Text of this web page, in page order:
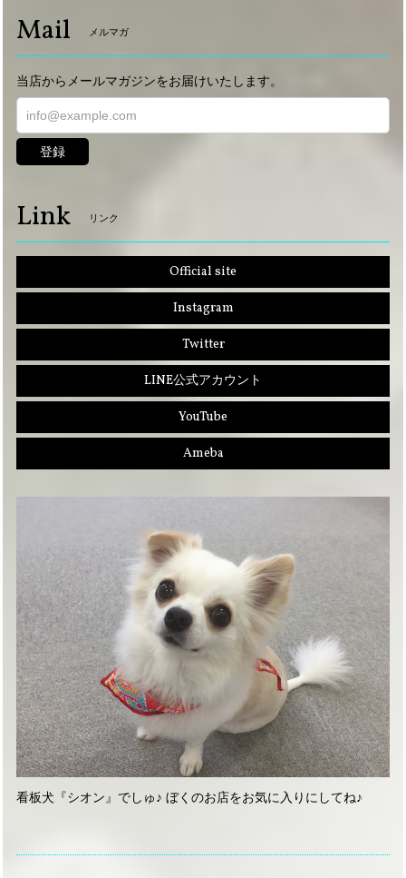
Mail メルマガ
当店からメールマガジンをお届けいたします。
登録
Link リンク
Official site
Instagram
Twitter
LINE公式アカウント
YouTube
Ameba
看板犬『シオン』でしゅ♪ ぼくのお店をお気に入りにしてね♪